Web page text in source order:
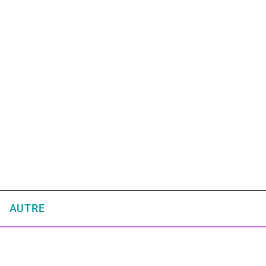
AUTRE